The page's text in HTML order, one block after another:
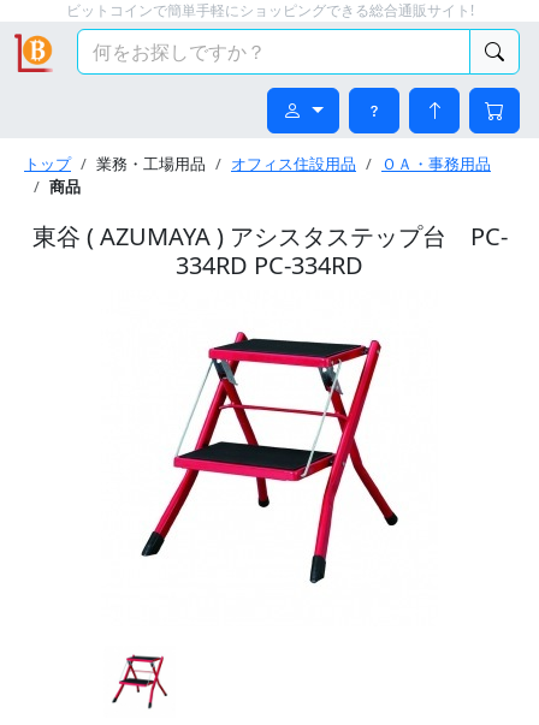
ビットコインで簡単手軽にショッピングできる総合通販サイト!
トップ 業務・工場用品 オフィス住設用品
ＯＡ・事務用品
商品
東谷 ( AZUMAYA ) アシスタステップ台 PC-
334RD PC-334RD